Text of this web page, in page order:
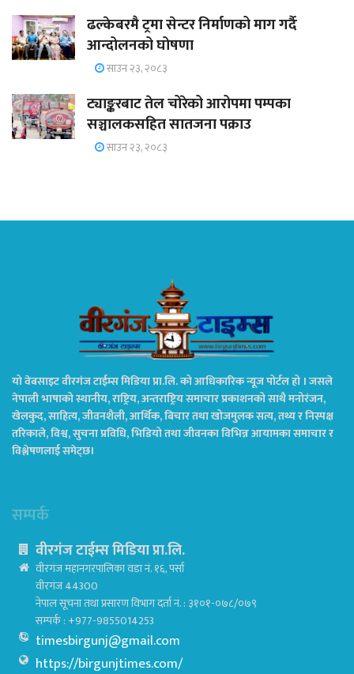
ढल्केबरमै ट्रमा सेन्टर निर्माणको माग गर्दै
आन्दोलनको घोषणा
साउन २३, २०८३
ट्याङ्करबाट तेल चोरेको आरोपमा पम्पका
सञ्चालकसहित सातजना पक्राउ
साउन २३, २०८३
यो वेबसाइट वीरगंज टाईम्स मिडिया प्रा.लि. को आधिकारिक न्यूज पोर्टल हो । जसले
नेपाली भाषाको स्थानीय, राष्ट्रिय, अन्तराष्ट्रिय समाचार प्रकाशनको साथै मनोरंजन,
खेलकुद, साहित्य, जीवनशैली, आर्थिक, बिचार तथा खोजमुलक सत्य, तथ्य र निस्पक्ष
तरिकाले, विश्व, सुचना प्रविधि, भिडियो तथा जीवनका विभिन्न आयामका समाचार र
विश्लेषणलाई समेट्छ।
सम्पर्क
वीरगंज टाईम्स मिडिया प्रा.लि.
वीरगंज महानगरपालिका वडा नं. १६, पर्सा
वीरगंज 44300
नेपाल सूचना तथा प्रसारण विभाग दर्ता नं. : ३१०१-०७८/०७९
सम्पर्क : +977-9855014253
timesbirgunj@gmail.com
https://birgunjtimes.com/